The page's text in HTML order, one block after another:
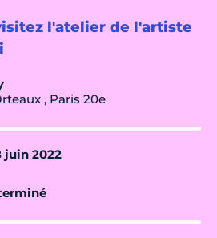
l'atelier de l'artiste
, Paris 20e
juin 2022